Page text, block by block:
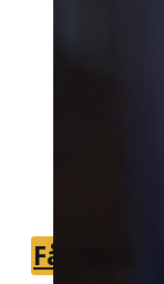
Vi
du hurtigt
til din
Få et tilbud